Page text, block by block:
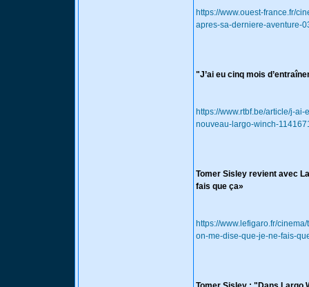
https://www.ouest-france.fr/
apres-sa-derniere-aventure-
"J’ai eu cinq mois
https://www.rtbf.be/article/j-
nouveau-largo-winch-
Tomer Sisley revient avec
fais que ça»
https://www.lefigaro.fr/
on-me-dise-que-je-ne-fais-